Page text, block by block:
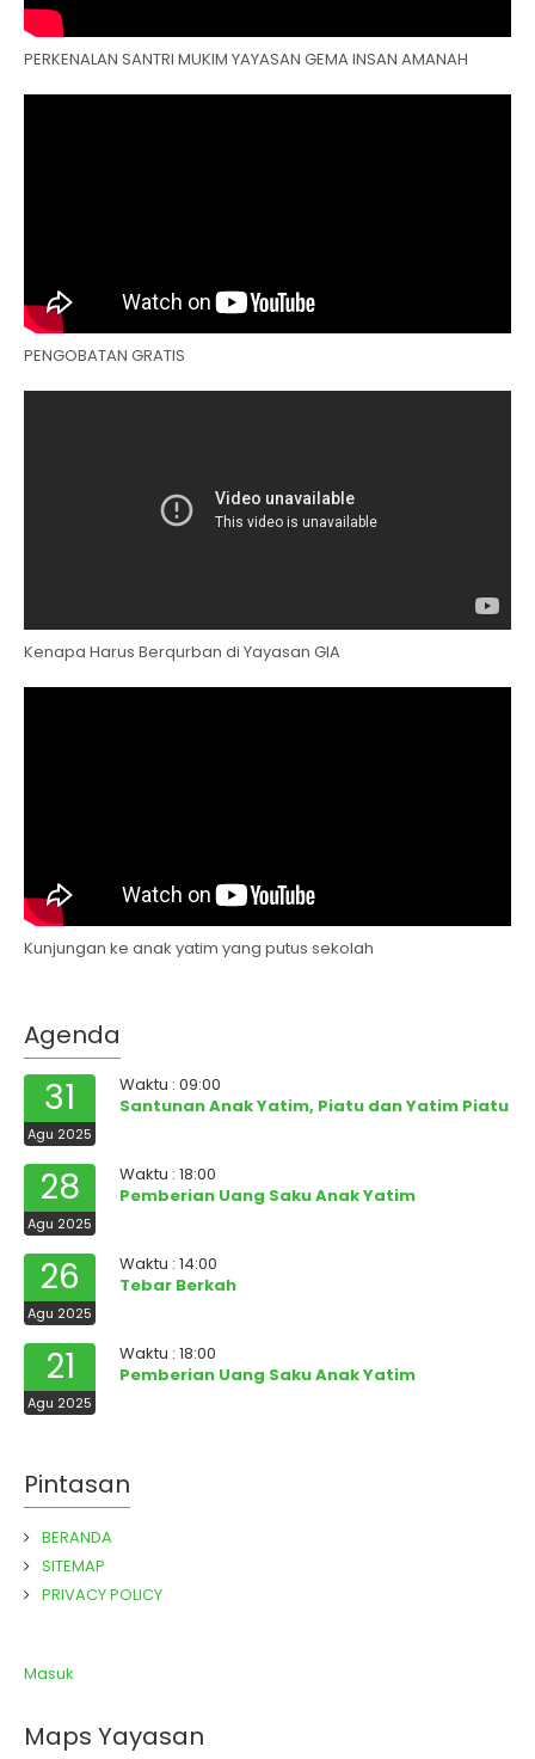
PERKENALAN SANTRI MUKIM YAYASAN GEMA INSAN AMANAH
PENGOBATAN GRATIS
Kenapa Harus Berqurban di Yayasan GIA
Kunjungan ke anak yatim yang putus sekolah
Agenda
31
Agu 2025
Waktu : 09:00
Santunan Anak Yatim, Piatu dan Yatim Piatu
28
Agu 2025
Waktu : 18:00
Pemberian Uang Saku Anak Yatim
26
Agu 2025
Waktu : 14:00
Tebar Berkah
21
Agu 2025
Waktu : 18:00
Pemberian Uang Saku Anak Yatim
Pintasan
BERANDA
SITEMAP
PRIVACY POLICY
Masuk
Maps Yayasan